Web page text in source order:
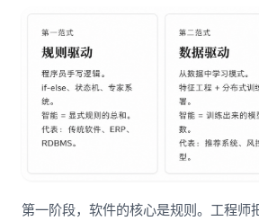
第一阶段，软件的核心是规则。工程师